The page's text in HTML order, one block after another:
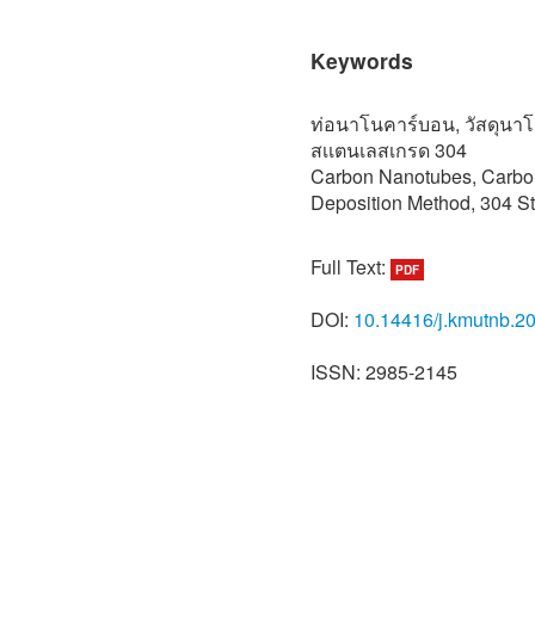
Keywords
ท่อนาโนคาร์บอน, วัสดุนา
สเเตนเลสเกรด 304
Carbon Nanotubes,
Deposition Method, 304
Full Text: PDF
DOI: 10.14416/
ISSN: 2985-2145